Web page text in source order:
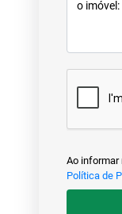
Ao informar
Política de